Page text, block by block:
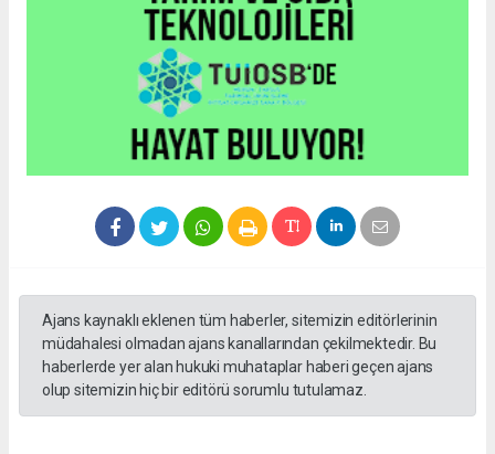
Ajans kaynaklı eklenen tüm haberler, sitemizin editörlerinin
müdahalesi olmadan ajans kanallarından çekilmektedir. Bu
haberlerde yer alan hukuki muhataplar haberi geçen ajans
olup sitemizin hiç bir editörü sorumlu tutulamaz.